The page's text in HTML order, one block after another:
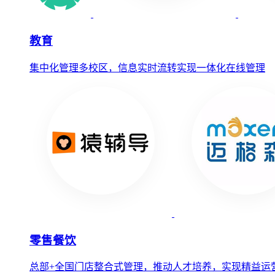
教育
集中化管理多校区，信息实时流转实现一体化在线管理
零售餐饮
总部+全国门店整合式管理，推动人才培养，实现精益运